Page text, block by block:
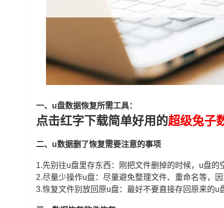
一、u盘数据恢复所需工具：
点击红字下载简单好用的超级兔子
二、u数据删了恢复需要注意的事项
1.先别往u盘里存东西：刚把文件删掉的时候，u盘
2.尽量少操作u盘：尽量避免整理文件、重命名等，
3.恢复文件别放回原u盘：最好不要直接存回原来的u